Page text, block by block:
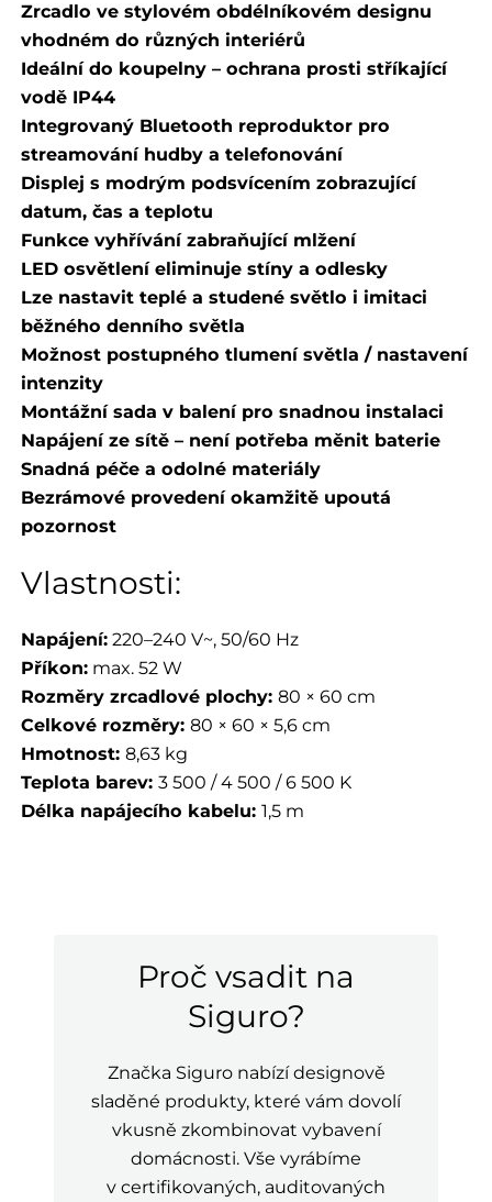
​​​​​​​​​Zrcadlo ve stylovém obdélníkovém designu
vhodném do různých interiérů
Ideální do koupelny – ochrana prosti stříkající
vodě IP44
Integrovaný Bluetooth reproduktor pro
streamování hudby a telefonování
Displej s modrým podsvícením zobrazující
datum, čas a teplotu
Funkce vyhřívání zabraňující mlžení
LED osvětlení eliminuje stíny a odlesky
Lze nastavit teplé a studené světlo i imitaci
běžného denního světla
Možnost postupného tlumení světla / nastavení
intenzity
Montážní sada v balení pro snadnou instalaci
Napájení ze sítě – není potřeba měnit baterie
Snadná péče a odolné materiály
Bezrámové provedení okamžitě upoutá
pozornost
Vlastnosti:
Napájení:220–240 V~, 50/60 Hz
Příkon:max. 52 W
Rozměry zrcadlové plochy: 80 × 60 cm
Celkové rozměry: 80 × 60 × 5,6 cm
Hmotnost: 8,63 kg
Teplota barev: 3 500 / 4 500 / 6 500 K
Délka napájecího kabelu: 1,5 m
Proč vsadit na
Siguro?
Značka Siguro nabízí designově
sladěné produkty, které vám dovolí
vkusně zkombinovat vybavení
domácnosti. Vše vyrábíme
v certifikovaných, auditovaných